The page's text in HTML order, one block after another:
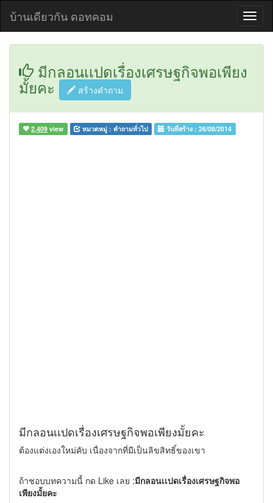
บ้านเดียวกัน ดอทคอม
มีกลอนเเปดเรื่องเศรษฐกิจพอเพียง
มั้ยคะ สร้างคำถาม
2,409 view หมวดหมู่ : คำถามทั่วไป วันที่สร้าง :26/08/2014
มีกลอนเเปดเรื่องเศรษฐกิจพอเพียงมั้ยคะ
ต้องแต่งเองใหม่คับ เนื่องจากที่มีเป็นลิขสิทธิ์ของเขา
ถ้าชอบบทความนี้ กด Like เลย :มีกลอนเเปดเรื่องเศรษฐกิจพอ
เพียงมั้ยคะ